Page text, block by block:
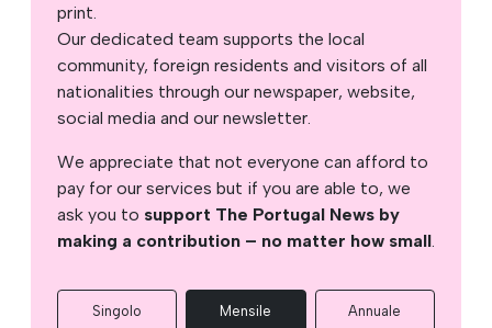
print.
Our dedicated team supports the local
community, foreign residents and visitors of all
nationalities through our newspaper, website,
social media and our newsletter.
We appreciate that not everyone can afford to
pay for our services but if you are able to, we
ask you to support The Portugal News by
making a contribution – no matter how small.
Singolo Mensile Annuale